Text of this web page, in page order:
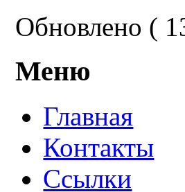
Обновлено (
Меню
Главная
Контакты
Ссылки